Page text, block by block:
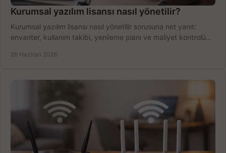
Kurumsal yazılım lisansı nasıl yönetilir?
Kurumsal yazılım lisansı nasıl yönetilir sorusuna net yanıt:
envanter, kullanım takibi, yenileme planı ve maliyet kontrolü
26 Haziran 2026